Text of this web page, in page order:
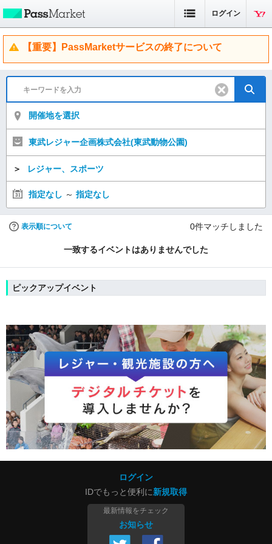
ログイン
【重要】PassMarketサービスの終了について
開催地を選択
東武レジャー企画株式会社(東武動物公園)
＞ レジャー、スポーツ
指定なし ～ 指定なし
表示順について 0件マッチしました
一致するイベントはありませんでした
ピックアップイベント
ログイン
IDでもっと便利に新規取得
最新情報をチェック
お知らせ